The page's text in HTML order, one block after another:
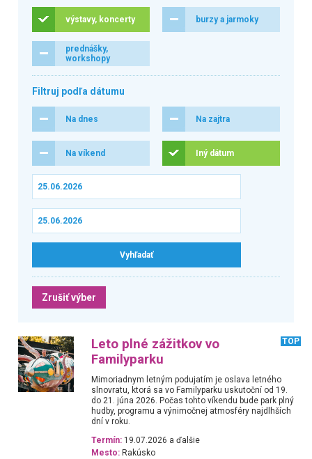
výstavy, koncerty burzy a jarmoky
prednášky,
workshopy
Filtruj podľa dátumu
Na dnes Na zajtra
Na víkend Iný dátum
Zrušiť výber
Leto plné zážitkov vo
Familyparku
TOP
Mimoriadnym letným podujatím je oslava letného
slnovratu, ktorá sa vo Familyparku uskutoční od 19.
do 21. júna 2026. Počas tohto víkendu bude park plný
hudby, programu a výnimočnej atmosféry najdlhších
dní v roku.
Termín: 19.07.2026 a ďalšie
Mesto: Rakúsko